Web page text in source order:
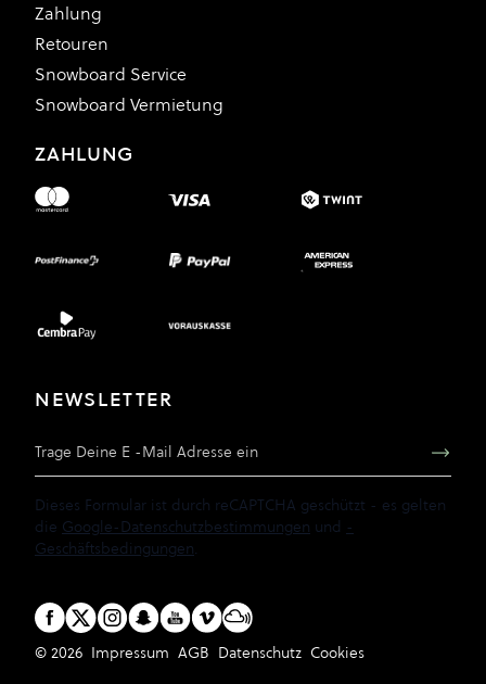
Zahlung
Retouren
Snowboard Service
Snowboard Vermietung
ZAHLUNG
NEWSLETTER
Dieses Formular ist durch reCAPTCHA geschützt - es gelten
die Google-Datenschutzbestimmungen und -
Geschäftsbedingungen.
© 2026 Impressum AGB Datenschutz Cookies